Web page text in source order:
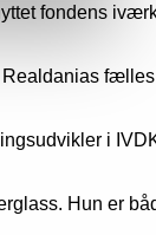
fondens
i
Hun er